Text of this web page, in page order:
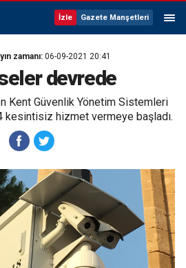
İzle Gazete Manşetleri
zamanı: 06-09-2021 20:41
devrede
Kent Güvenlik Yönetim Sistemleri
kesintisiz hizmet vermeye başladı.